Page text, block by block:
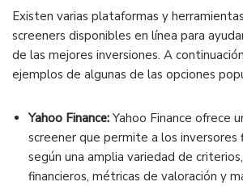
Existen varias plataformas y
screeners disponibles en línea para
de las mejores inversiones. A
ejemplos de algunas de las opciones
Yahoo Finance: Yahoo Finance ofrece
screener que permite a los inversores
según una amplia variedad de
financieros, métricas de valoración y